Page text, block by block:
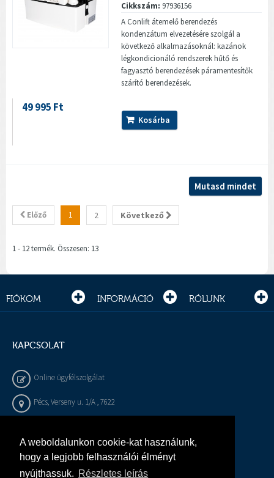
A weboldalunkon cookie-kat használunk,
hogy a legjobb felhasználói élményt
nyújthassuk. Részletes leírás
Cikkszám: 97936156
A Conlift átemelő berendezés
kondenzátum elvezetésére szolgál a
következő alkalmazásoknál: kazánok
légkondicionáló rendszerek hűtő és
fagyasztó berendezések páramentesítők
szárító berendezések.
49 995 Ft
Kosárba
Mutasd mindet
Előző 1 2 Következő
1 - 12 termék. Összesen: 13
FIÓKOM INFORMÁCIÓ RÓLUNK
KAPCSOLAT
Online ügyfélszolgálat
Pécs, Verseny u. 1/A , 7622
info@gepeszbolt.hu